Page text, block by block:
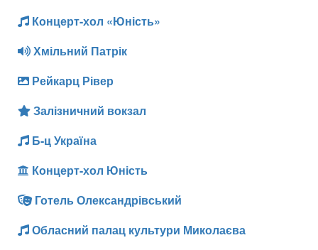
Концерт-хол «Юність»
Хмільний Патрік
Рейкарц Рівер
Залізничний вокзал
Б-ц Україна
Концерт-хол Юність
Готель Олександрівський
Обласний палац культури Миколаєва